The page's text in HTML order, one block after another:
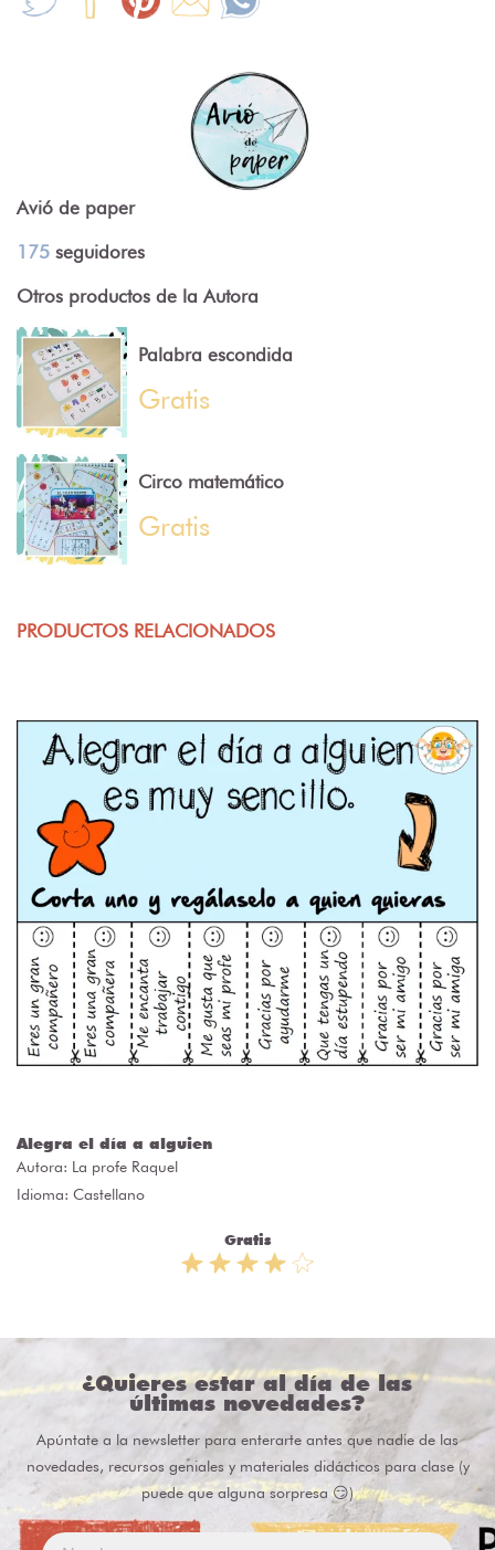
Avió de paper
175 seguidores
Otros productos de la Autora
Palabra escondida
Gratis
Circo matemático
Gratis
PRODUCTOS RELACIONADOS
Alegra el día a alguien
Autora: La profe Raquel
Idioma: Castellano
Gratis
¿Quieres estar al día de las
últimas novedades?
Apúntate a la newsletter para enterarte antes que nadie de las
novedades, recursos geniales y materiales didácticos para clase (y
puede que alguna sorpresa 😏)